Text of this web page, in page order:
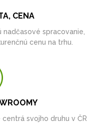
CENA
spracovanie,
cenu na trhu.
svojho druhu v ČR